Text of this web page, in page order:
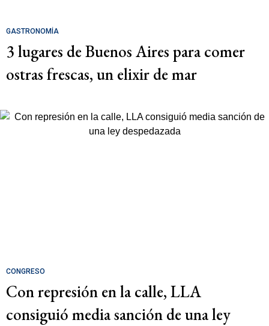
GASTRONOMÍA
3 lugares de Buenos Aires para comer
ostras frescas, un elixir de mar
CONGRESO
Con represión en la calle, LLA
consiguió media sanción de una ley